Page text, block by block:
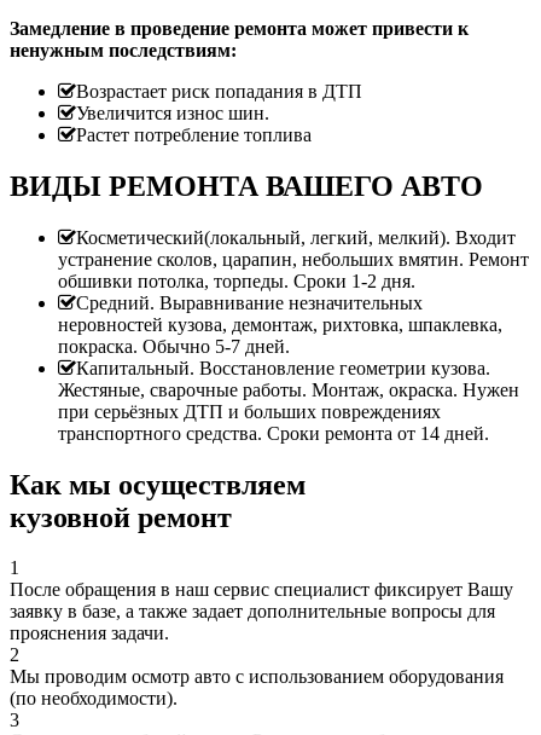
Замедление в проведение ремонта может привести к
ненужным последствиям:
Возрастает риск попадания в ДТП
Увеличится износ шин.
Растет потребление топлива
ВИДЫ РЕМОНТА ВАШЕГО АВТО
Косметический(локальный, легкий, мелкий). Входит
устранение сколов, царапин, небольших вмятин. Ремонт
обшивки потолка, торпеды. Сроки 1-2 дня.
Средний. Выравнивание незначительных
неровностей кузова, демонтаж, рихтовка, шпаклевка,
покраска. Обычно 5-7 дней.
Капитальный. Восстановление геометрии кузова.
Жестяные, сварочные работы. Монтаж, окраска. Нужен
при серьёзных ДТП и больших повреждениях
транспортного средства. Сроки ремонта от 14 дней.
Как мы осуществляем
кузовной ремонт
1
После обращения в наш сервис специалист фиксирует Вашу
заявку в базе, а также задает дополнительные вопросы для
прояснения задачи.
2
Мы проводим осмотр авто с использованием оборудования
(по необходимости).
3